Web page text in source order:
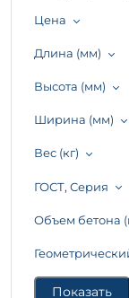
Цена
Длина (мм)
Высота (мм)
Ширина (мм)
Вес (кг)
ГОСТ, Серия
Объем бетона